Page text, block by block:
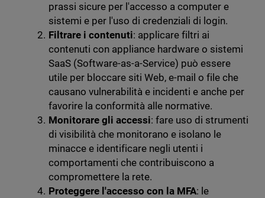
prassi sicure per l'accesso a computer e
sistemi e per l'uso di credenziali di login.
Filtrare i contenuti: applicare filtri ai
contenuti con appliance hardware o sistemi
SaaS (Software-as-a-Service) può essere
utile per bloccare siti Web, e-mail o file che
causano vulnerabilità e incidenti e anche per
favorire la conformità alle normative.
Monitorare gli accessi: fare uso di strumenti
di visibilità che monitorano e isolano le
minacce e identificare negli utenti i
comportamenti che contribuiscono a
compromettere la rete.
Proteggere l'accesso con la MFA: le